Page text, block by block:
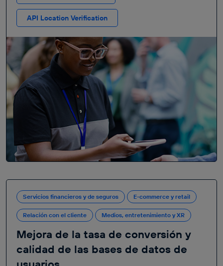
API Location Verification
Servicios financieros y de seguros E-commerce y retail
Relación con el cliente Medios, entretenimiento y XR
Mejora de la tasa de conversión y
calidad de las bases de datos de